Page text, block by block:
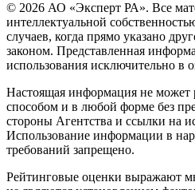
© 2026 АО «Эксперт РА». Все
интеллектуальной
случаев, когда прямо указано
законом. Представленная
использования исключительно в
Настоящая информация не может
способом и в любой форме без
стороны Агентства и ссылки на
Использование информации в
требований запрещено.
Рейтинговые оценки выражают